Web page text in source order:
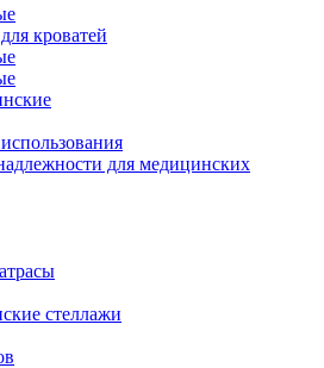
кроватей
для медицинских
стеллажи